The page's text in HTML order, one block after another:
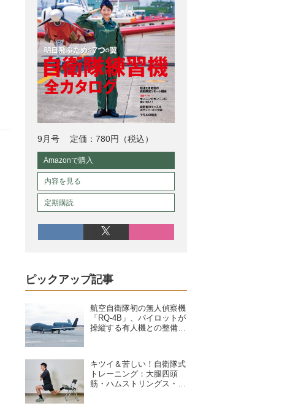
9月号 定価：780円（税込）
Amazonで購入
内容を見る
定期購読
ピックアップ記事
航空自衛隊初の無人偵察機
「RQ-4B」、パイロットが
操縦する有人機との整備の
キツイ＆苦しい！自衛隊式
トレーニング：大腿四頭
筋・ハムストリングス・大